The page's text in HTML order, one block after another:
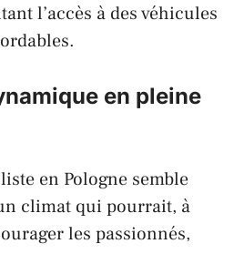
l’accès à des véhicules
en pleine
en Pologne semble
climat qui pourrait, à
les passionnés,